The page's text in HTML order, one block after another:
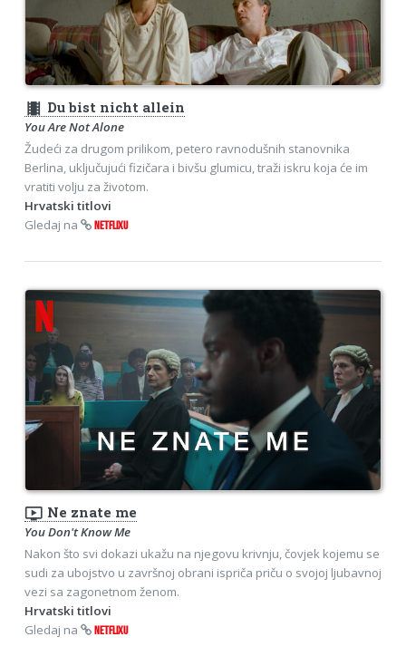
theaters Du bist nicht allein
You Are Not Alone
Žudeći za drugom prilikom, petero ravnodušnih stanovnika
Berlina, uključujući fizičara i bivšu glumicu, traži iskru koja će im
vratiti volju za životom.
Hrvatski titlovi
Gledaj na
NETFLIXU
ondemand_video Ne znate me
You Don't Know Me
Nakon što svi dokazi ukažu na njegovu krivnju, čovjek kojemu se
sudi za ubojstvo u završnoj obrani ispriča priču o svojoj ljubavnoj
vezi sa zagonetnom ženom.
Hrvatski titlovi
Gledaj na
NETFLIXU